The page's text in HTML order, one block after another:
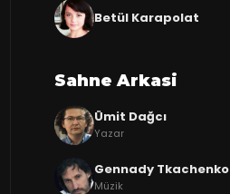
Betül Karapolat
Sahne Arkasi
Ümit Dağcı
Yazar
Gennady Tkachenko
Müzik